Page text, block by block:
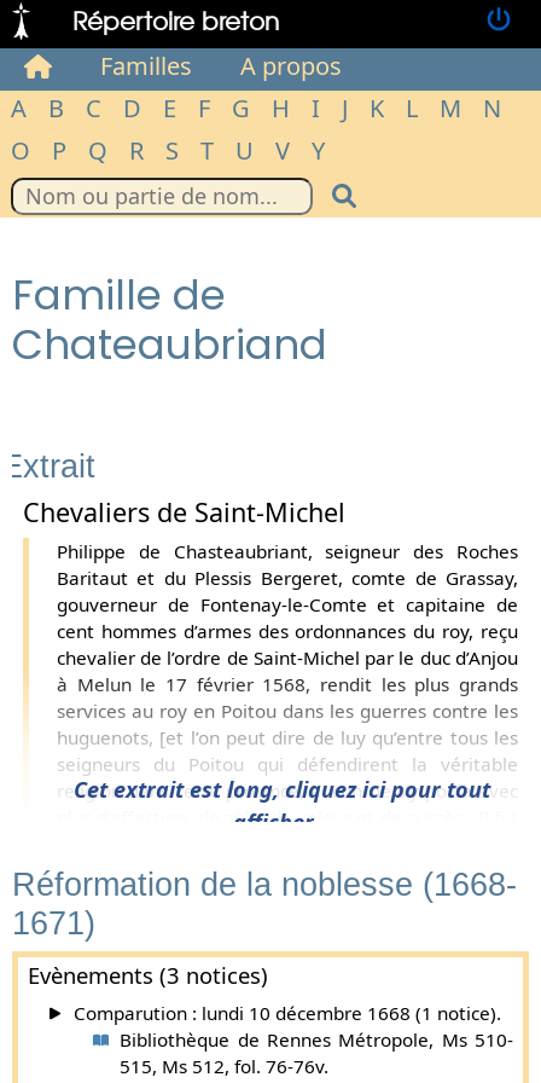
Répertoire breton
Familles
A propos
A
B C D E F G H I J K L M
N
O
P Q R S T U V Y
Famille de
Chateaubriand
Extrait
Chevaliers de Saint-Michel
Philippe de Chasteaubriant, seigneur des Roches
Baritaut et du Plessis Bergeret, comte de Grassay,
gouverneur de Fontenay-le-Comte et capitaine de
cent hommes d’armes des ordonnances du roy, reçu
chevalier de l’ordre de Saint-Michel par le duc d’Anjou
à Melun le 17 février 1568, rendit les plus grands
services au roy en Poitou dans les guerres contre les
huguenots, [et l’on peut dire de luy qu’entre tous les
seigneurs du Poitou qui défendirent la véritable
religion dans cette province, aucun ne s’y porta avec
plus d’affection, de zèle, de valeur et de succès, il] fut
d’arquebuze au dessus de la cheville du pied, se
trouva en la même année au siège de Poitiers[1]et à
la prise de Fontenay-le-Comte par le duc de
Montpensier en 1574. [Il étoit fils de Louis de
Châteaubriant, seigneur des Roches Baritaut et de
Grassay, et de Margueritte Vernon. Ses armes
gueules semé de fleur de lys d’or
Philippe de Chasteaubriant épousa en premières noces
Cet extrait est long, cliquez ici pour tout
afficher...
Réformation de la noblesse (1668-
1671)
Evènements (3 notices)
Comparution : lundi 10 décembre 1668 (1 notice).
Bibliothèque de Rennes Métropole, Ms 510-
515, Ms 512, fol. 76-76v.